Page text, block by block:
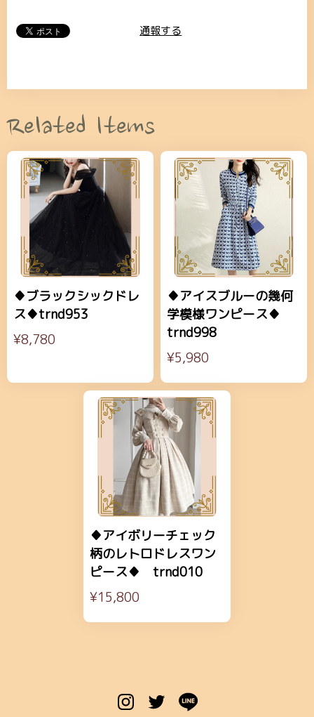
通報する
Related Items
♦ブラックシックドレ
ス♦trnd953
¥8,780
♦アイスブルーの幾何
学模様ワンピース♦
trnd998
¥5,980
♦アイボリーチェック
柄のレトロドレスワン
ピース♦ trnd010
¥15,800